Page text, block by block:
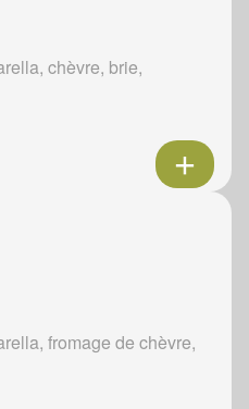
chèvre, brie,
fromage de chèvre,